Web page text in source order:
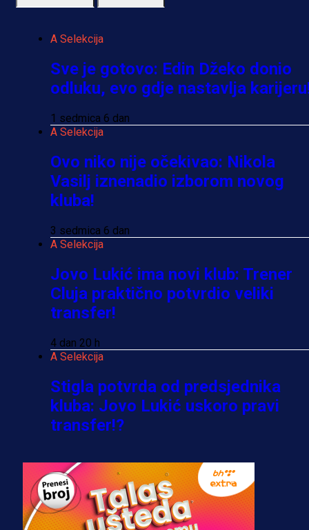
A Selekcija
Sve je gotovo: Edin Džeko donio
odluku, evo gdje nastavlja
1 sedmica 6 dan
A Selekcija
Ovo niko nije očekivao: Nikola
Vasilj iznenadio izborom novog
kluba!
3 sedmica 6 dan
A Selekcija
Jovo Lukić ima novi klub: Trener
Cluja praktično potvrdio veliki
transfer!
4 dan 20 h
A Selekcija
Stigla potvrda od predsjednika
kluba: Jovo Lukić uskoro pravi
transfer!?
A Selekcija
Zmajevi dobili veliko pojačanje:
Fudbaler Olympiacosa želi obući